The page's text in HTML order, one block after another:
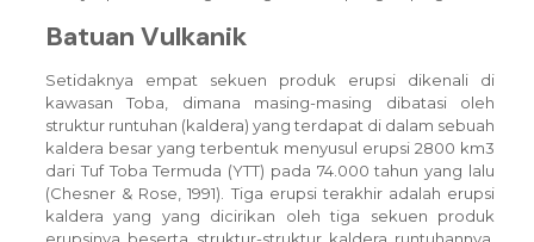
Batuan Vulkanik
Setidaknya empat sekuen produk erupsi dikenali di
kawasan Toba, dimana masing-masing dibatasi oleh
struktur runtuhan (kaldera) yang terdapat di dalam sebuah
kaldera besar yang terbentuk menyusul erupsi 2800 km3
dari Tuf Toba Termuda (YTT) pada 74.000 tahun yang lalu
(Chesner & Rose, 1991). Tiga erupsi terakhir adalah erupsi
kaldera yang yang dicirikan oleh tiga sekuen produk
erupsinya beserta struktur-struktur kaldera runtuhannya,